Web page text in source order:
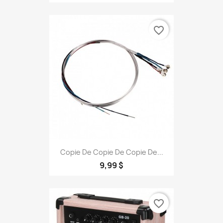
Copie De Copie De Copie De...
9,99 $
favorite_border
favorite_border